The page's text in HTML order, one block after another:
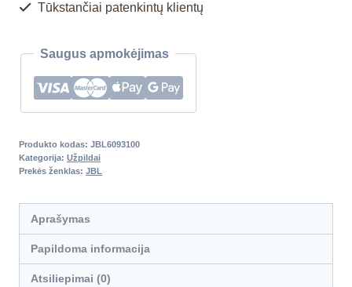
Tūkstančiai patenkintų klientų
Saugus apmokėjimas
Produkto kodas: JBL6093100
Kategorija: Užpildai
Prekės ženklas: JBL
Aprašymas
Papildoma informacija
Atsiliepimai (0)